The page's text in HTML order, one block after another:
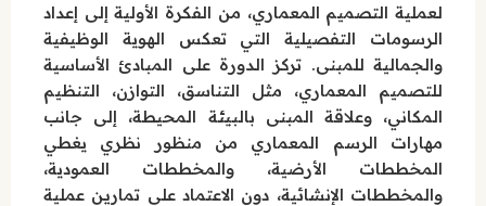
لعملية التصميم المعماري، من الفكرة الأولية إلى إعداد
الرسومات التفصيلية التي تعكس الهوية الوظيفية
والجمالية للمبنى. تركز الدورة على المبادئ الأساسية
للتصميم المعماري، مثل التناسق، التوازن، التنظيم
المكاني، وعلاقة المبنى بالبيئة المحيطة، إلى جانب
مهارات الرسم المعماري من منظور نظري يغطي
المخططات الأرضية، والمخططات العمودية،
والمخططات الإنشائية، دون الاعتماد على تمارين عملية